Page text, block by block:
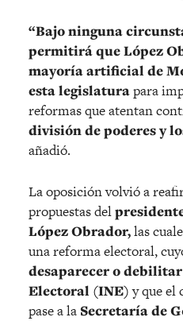
“Bajo ninguna
permitirá que López
mayoría artificial de
esta legislaturapara
reformas que atentan
división de poderes y
añadió.
La oposición volvió a
propuestas del
López Obrador,las
una reforma electoral,
desaparecer o
Electoral (INE)y que el
pase a la Secretaría de